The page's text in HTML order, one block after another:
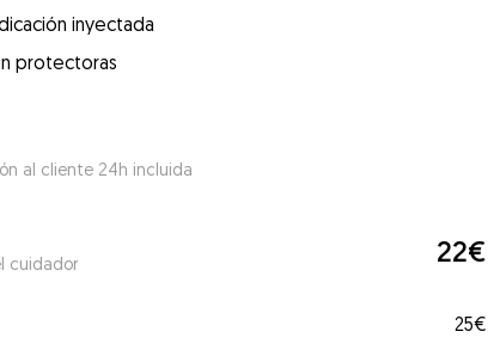
inyectada
protectoras
al cliente 24h incluida
cuidador 22€
25€